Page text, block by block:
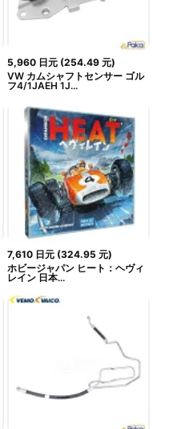
5,960 日元 (254.49 元)
VW カムシャフトセンサー ゴル
フ4/1JAEH 1J...
7,610 日元 (324.95 元)
ホビージャパン ヒート：ヘヴィ
レイン 日本...